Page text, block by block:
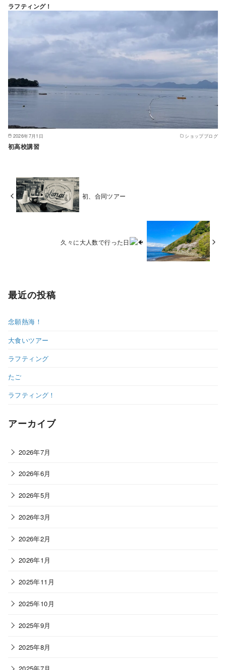
ラフティング！
2026年7月1日 ショップブログ
初高校講習
初、合同ツアー
久々に大人数で行った日
最近の投稿
念願熱海！
大食いツアー
ラフティング
たご
ラフティング！
アーカイブ
2026年7月
2026年6月
2026年5月
2026年3月
2026年2月
2026年1月
2025年11月
2025年10月
2025年9月
2025年8月